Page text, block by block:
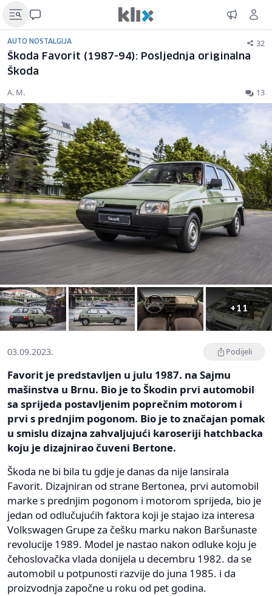
AUTO NOSTALGIJA 32
Škoda Favorit (1987-94): Posljednja originalna
Škoda
A. M. 13
+11
03.09.2023. Podijeli
Favorit je predstavljen u julu 1987. na Sajmu
mašinstva u Brnu. Bio je to Škodin prvi automobil
sa sprijeda postavljenim poprečnim motorom i
prvi s prednjim pogonom. Bio je to značajan pomak
u smislu dizajna zahvaljujući karoseriji hatchbacka
koju je dizajnirao čuveni Bertone.
Škoda ne bi bila tu gdje je danas da nije lansirala
Favorit. Dizajniran od strane Bertonea, prvi automobil
marke s prednjim pogonom i motorom sprijeda, bio je
jedan od odlučujućih faktora koji je stajao iza interesa
Volkswagen Grupe za češku marku nakon Baršunaste
revolucije 1989. Model je nastao nakon odluke koju je
čehoslovačka vlada donijela u decembru 1982. da se
automobil u potpunosti razvije do juna 1985. i da
proizvodnja započne u roku od pet godina.